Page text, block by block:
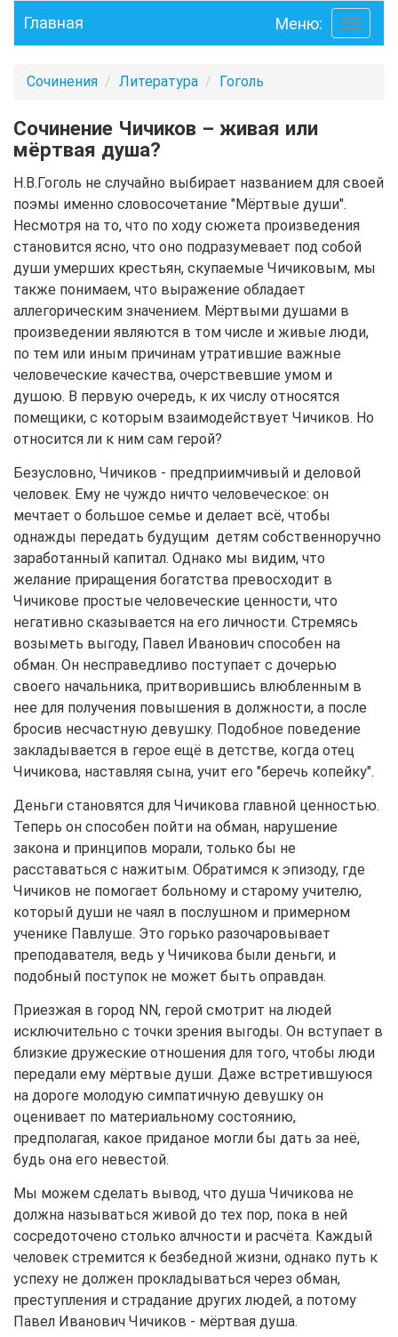
Toggle
Главная Меню:
Сочинения Литература Гоголь
Сочинение Чичиков – живая или
мёртвая душа?
Н.В.Гоголь не случайно выбирает названием для своей
поэмы именно словосочетание "Мёртвые души".
Несмотря на то, что по ходу сюжета произведения
становится ясно, что оно подразумевает под собой
души умерших крестьян, скупаемые Чичиковым, мы
также понимаем, что выражение обладает
аллегорическим значением. Мёртвыми душами в
произведении являются в том числе и живые люди,
по тем или иным причинам утратившие важные
человеческие качества, очерствевшие умом и
душою. В первую очередь, к их числу относятся
помещики, с которым взаимодействует Чичиков. Но
относится ли к ним сам герой?
Безусловно, Чичиков - предприимчивый и деловой
человек. Ему не чуждо ничто человеческое: он
мечтает о большое семье и делает всё, чтобы
однажды передать будущим детям собственноручно
заработанный капитал. Однако мы видим, что
желание приращения богатства превосходит в
Чичикове простые человеческие ценности, что
негативно сказывается на его личности. Стремясь
возыметь выгоду, Павел Иванович способен на
обман. Он несправедливо поступает с дочерью
своего начальника, притворившись влюбленным в
нее для получения повышения в должности, а после
бросив несчастную девушку. Подобное поведение
закладывается в герое ещё в детстве, когда отец
Чичикова, наставляя сына, учит его "беречь копейку".
Деньги становятся для Чичикова главной ценностью.
Теперь он способен пойти на обман, нарушение
закона и принципов морали, только бы не
расставаться с нажитым. Обратимся к эпизоду, где
Чичиков не помогает больному и старому учителю,
который души не чаял в послушном и примерном
ученике Павлуше. Это горько разочаровывает
преподавателя, ведь у Чичикова были деньги, и
подобный поступок не может быть оправдан.
Приезжая в город NN, герой смотрит на людей
исключительно с точки зрения выгоды. Он вступает в
близкие дружеские отношения для того, чтобы люди
передали ему мёртвые души. Даже встретившуюся
на дороге молодую симпатичную девушку он
оценивает по материальному состоянию,
предполагая, какое приданое могли бы дать за неё,
будь она его невестой.
Мы можем сделать вывод, что душа Чичикова не
должна называться живой до тех пор, пока в ней
сосредоточено столько алчности и расчёта. Каждый
человек стремится к безбедной жизни, однако путь к
успеху не должен прокладываться через обман,
преступления и страдание других людей, а потому
Павел Иванович Чичиков - мёртвая душа.